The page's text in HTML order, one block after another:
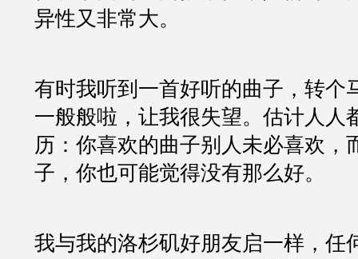
异性又非常大。
有时我听到一首好听的曲子，转个
一般般啦，让我很失望。估计人人
历：你喜欢的曲子别人未必喜欢，
子，你也可能觉得没有那么好。
我与我的洛杉矶好朋友启一样，任